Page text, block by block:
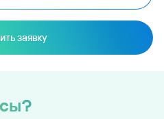
заявку